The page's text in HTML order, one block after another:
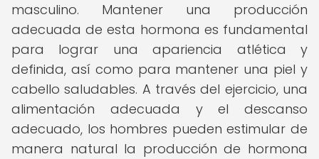
masculino. Mantener una producción
adecuada de esta hormona es fundamental
para lograr una apariencia atlética y
definida, así como para mantener una piel y
cabello saludables. A través del ejercicio, una
alimentación adecuada y el descanso
adecuado, los hombres pueden estimular de
manera natural la producción de hormona